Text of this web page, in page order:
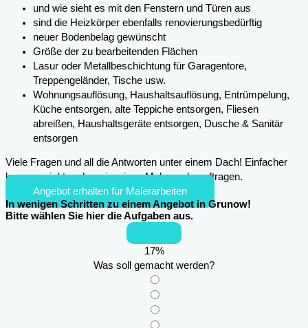
und wie sieht es mit den Fenstern und Türen aus
sind die Heizkörper ebenfalls renovierungsbedürftig
neuer Bodenbelag gewünscht
Größe der zu bearbeitenden Flächen
Lasur oder Metallbeschichtung für Garagentore,
Treppengeländer, Tische usw.
Wohnungsauflösung, Haushaltsauflösung, Entrümpelung,
Küche entsorgen, alte Teppiche entsorgen, Fliesen
abreißen, Haushaltsgeräte entsorgen, Dusche & Sanitär
entsorgen
Viele Fragen und all die Antworten unter einem Dach! Einfacher
kann es nicht mehr sein, einen Maler zu beauftragen.
Angebot erhalten für Malerarbeiten
In wenigen Schritten zu einem Angebot in Grunow!
Bitte wählen Sie hier die Aufgaben aus.
17%
Was soll gemacht werden?